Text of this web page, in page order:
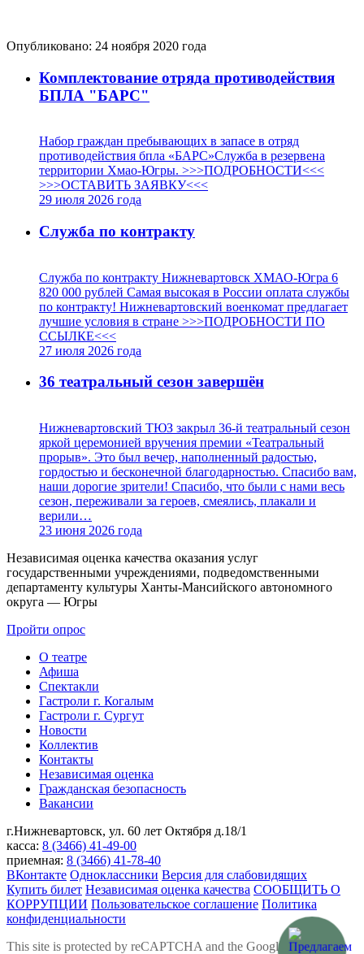
Опубликовано: 24 ноября 2020 года
Комплектование отряда противодействия
БПЛА "БАРС"
Набор граждан пребывающих в запасе в отряд
противодействия бпла «БАРС»Служба в резервена
территории Хмао-Югры. >>>ПОДРОБНОСТИ<<<
>>>ОСТАВИТЬ ЗАЯВКУ<<<
29 июля 2026 года
Служба по контракту
Служба по контракту Нижневартовск ХМАО-Югра 6
820 000 рублей Самая высокая в России оплата службы
по контракту! Нижневартовский военкомат предлагает
лучшие условия в стране >>>ПОДРОБНОСТИ ПО
ССЫЛКЕ<<<
27 июля 2026 года
36 театральный сезон завершён
Нижневартовский ТЮЗ закрыл 36-й театральный сезон
яркой церемонией вручения премии «Театральный
прорыв». Это был вечер, наполненный радостью,
гордостью и бесконечной благодарностью. Спасибо вам,
наши дорогие зрители! Спасибо, что были с нами весь
сезон, переживали за героев, смеялись, плакали и
верили…
23 июня 2026 года
Независимая оценка качества оказания услуг
государственными учреждениями, подведомственными
департаменту культуры Ханты-Мансийского автономного
округа — Югры
Пройти опрос
О театре
Афиша
Спектакли
Гастроли г. Когалым
Гастроли г. Сургут
Новости
Коллектив
Контакты
Независимая оценка
Гражданская безопасность
Вакансии
г.Нижневартовск, ул. 60 лет Октября д.18/1
касса: 8 (3466) 41-49-00
приемная: 8 (3466) 41-78-40
ВКонтакте Одноклассники Версия для слабовидящих
Купить билет Независимая оценка качества СООБЩИТЬ О
КОРРУПЦИИ Пользовательское соглашение Политика
конфиденциальности
This site is protected by reCAPTCHA and the Google